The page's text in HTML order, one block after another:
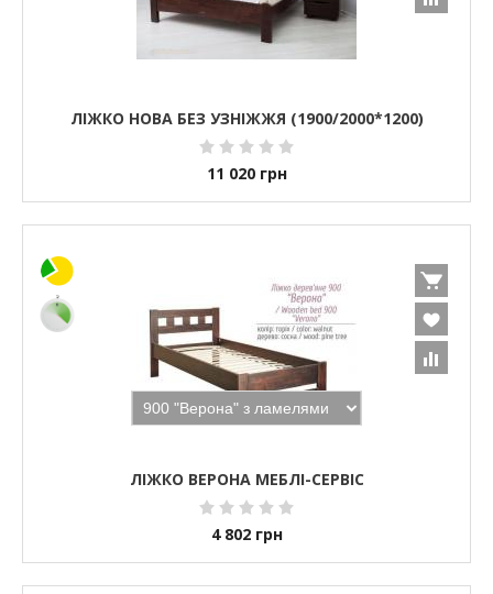
ЛІЖКО НОВА БЕЗ УЗНІЖЖЯ (1900/2000*1200)
11 020 грн
ЛІЖКО ВЕРОНА МЕБЛІ-СЕРВІС
4 802 грн